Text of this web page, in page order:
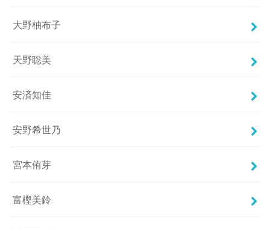
大野柚布子
天野聡美
安済知佳
安野希世乃
宮本侑芽
富樫美鈴